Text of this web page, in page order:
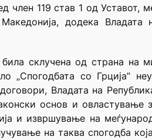
член 119 став 1 од Уставот,
додека Владата
склучена од страна на
„Спогодбата со Грција”
Владата на
основ и овластување
и извршување на
на таква спогодба